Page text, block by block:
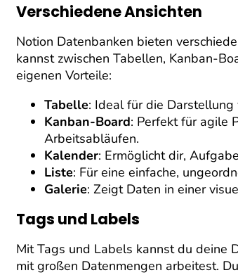
Verschiedene Ansichten
Notion Datenbanken bieten
kannst zwischen Tabellen, Kanban-
eigenen Vorteile:
Tabelle: Ideal für die Darstellung
Kanban-Board: Perfekt für agile
Arbeitsabläufen.
Kalender: Ermöglicht dir,
Liste: Für eine einfache,
Galerie: Zeigt Daten in einer
Tags und Labels
Mit Tags und Labels kannst du deine
mit großen Datenmengen arbeitest.